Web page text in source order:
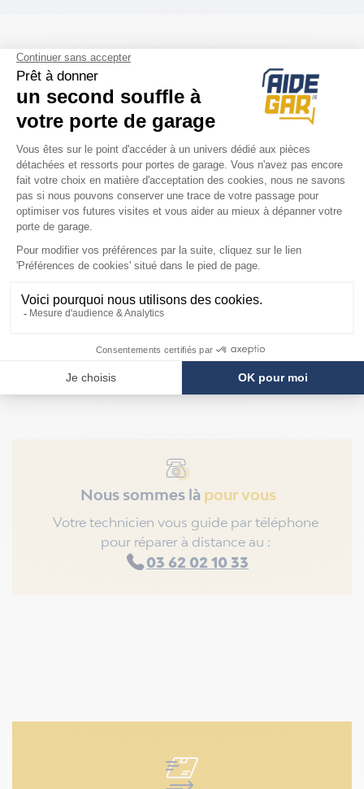
ACCESSOIRES
Mandrins pour
ressorts Hörmann de
diamètre intérieur
95mm
Prix
109,90 €
Nous sommes là pour vous
Votre technicien vous guide par téléphone
pour réparer à distance au :
03 62 02 10 33